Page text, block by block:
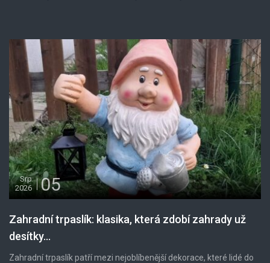
Srp
2026
05
Zahradní trpaslík: klasika, která zdobí zahrady už
desítky...
Zahradní trpaslík patří mezi nejoblíbenější dekorace, které lidé do